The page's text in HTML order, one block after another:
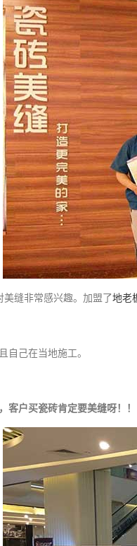
缝非常感兴趣。加盟了地老
自己在当地施工。
客户买瓷砖肯定要美缝呀！！